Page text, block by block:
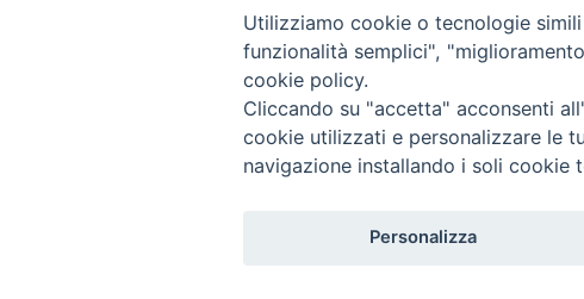
Copyright © 2019 - Tutti i diritti riservati - Vita
Utilizziamo cookie o tecnologie
funzionalità semplici",
cookie policy.
Cliccando su "accetta" acconsenti
cookie utilizzati e personalizzare le
navigazione installando i soli cookie
Personalizza